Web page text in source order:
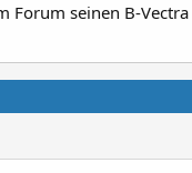
Forum seinen B-Vectra